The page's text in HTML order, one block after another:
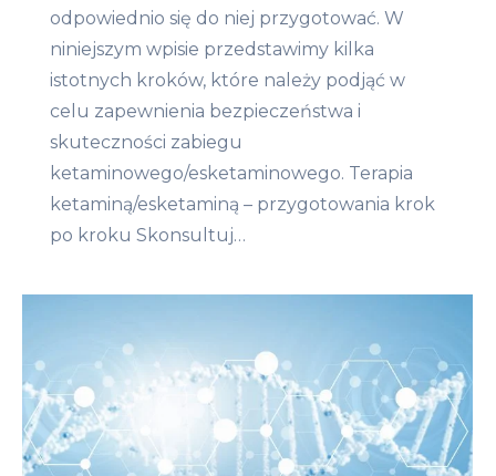
odpowiednio się do niej przygotować. W
niniejszym wpisie przedstawimy kilka
istotnych kroków, które należy podjąć w
celu zapewnienia bezpieczeństwa i
skuteczności zabiegu
ketaminowego/esketaminowego. Terapia
ketaminą/esketaminą – przygotowania krok
po kroku Skonsultuj…